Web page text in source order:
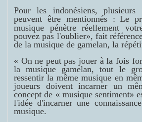
Pour les indonésiens, plusieurs
peuvent être mentionnés : Le
musique pénètre réellement
pouvez pas l'oublier», fait
de la musique de gamelan, la
« On ne peut pas jouer à la fois
la musique gamelan, tout le
ressentir la même musique en
joueurs doivent incarner un
concept de « musique sentiment»
l'idée d'incarner une
musique.